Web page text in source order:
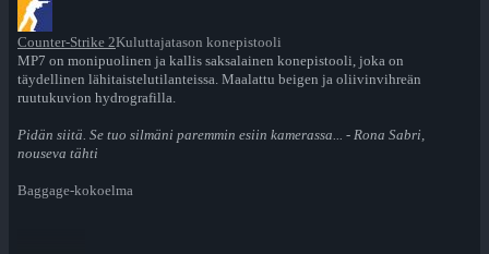
Counter-Strike 2Kuluttajatason konepistooli
MP7 on monipuolinen ja kallis saksalainen konepistooli, joka on
täydellinen lähitaistelutilanteissa. Maalattu beigen ja oliivinvihreän
ruutukuvion hydrografilla.
Pidän siitä. Se tuo silmäni paremmin esiin kamerassa... - Rona Sabri,
nouseva tähti
Baggage-kokoelma